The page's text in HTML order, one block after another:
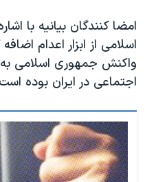
امضا کنندگان بیانیه با
اسلامی از ابزار اعدام
واکنش جمهوری اسلامی
اجتماعی در ایران بوده